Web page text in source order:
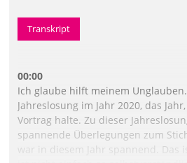
Transkript
00:00
Ich glaube hilft meinem
Jahreslosung im Jahr 2020, das
Vortrag halte. Zu dieser
spannende Überlegungen zum
war in diesem Jahr spannend. Das